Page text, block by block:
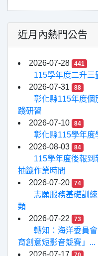
近月內熱門公告
2026-07-28 441
115學年度二升三
2026-07-31
88
彰化縣115年度個
踐研習
2026-07-10
84
彰化縣115學年度
2026-08-03
84
115學年度後報到
抽籤作業時間
2026-07-20
74
志願服務基礎訓
類
2026-07-22
73
轉知：海洋委員
育創意短影音競賽」...
2026-07-17